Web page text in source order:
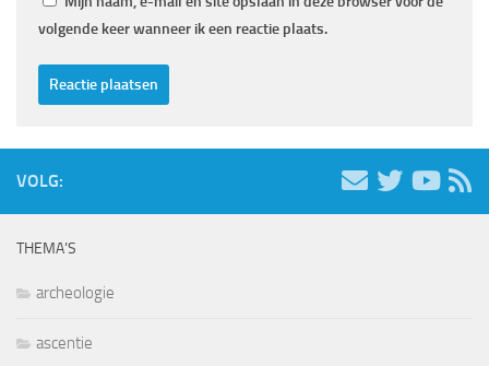
volgende keer wanneer ik een reactie plaats.
VOLG:
THEMA’S
archeologie
ascentie